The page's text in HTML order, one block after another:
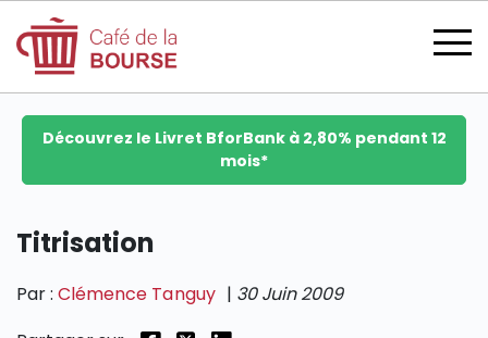
Découvrez le Livret BforBank à 2,80% pendant 12
mois*
Titrisation
Par :Clémence Tanguy | 30 Juin 2009